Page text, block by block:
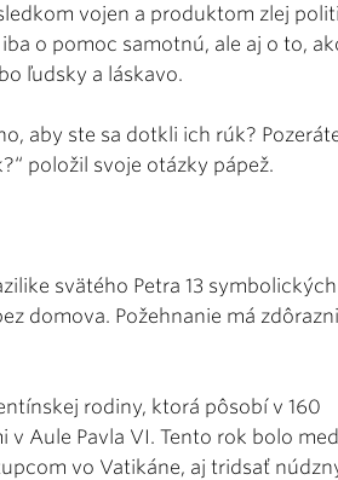
vojen a produktom zlej
o pomoc samotnú, ale aj o to,
ľudsky a láskavo.
aby ste sa dotkli ich rúk?
položil svoje otázky pápež.
svätého Petra 13
domova. Požehnanie má
rodiny, ktorá pôsobí v 160
v Aule Pavla VI. Tento rok bolo
vo Vatikáne, aj tridsať